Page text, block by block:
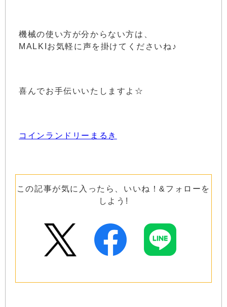
機械の使い方が分からない方は、
MALKIお気軽に声を掛けてくださいね♪
喜んでお手伝いいたしますよ☆
コインランドリーまるき
この記事が気に入ったら、いいね！&フォローを
しよう!